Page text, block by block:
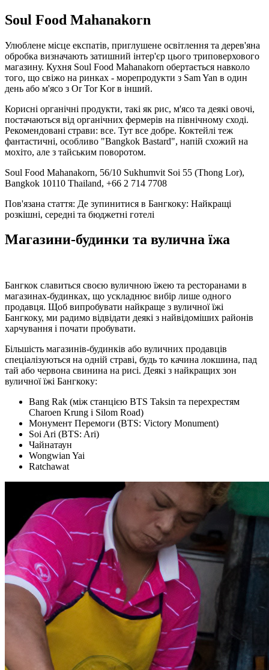
Soul Food Mahanakorn
Улюблене місце експатів, приглушене освітлення та дерев'яна
обробка визначають затишний інтер'єр цього триповерхового
магазину. Кухня Soul Food Mahanakorn обертається навколо
того, що свіжо на ринках - морепродукти з Sam Yan в один
день або м'ясо з Or Tor Kor в інший.
Корисні органічні продукти, такі як рис, м'ясо та деякі овочі,
постачаються від органічних фермерів на північному сході.
Рекомендовані страви: все. Тут все добре. Коктейлі теж
фантастичні, особливо "Bangkok Bastard", напій схожий на
мохіто, але з тайським поворотом.
Soul Food Mahanakorn, 56/10 Sukhumvit Soi 55 (Thong Lor),
Bangkok 10110 Thailand, +66 2 714 7708
Пов'язана стаття: Де зупинитися в Бангкоку: Найкращі
розкішні, середні та бюджетні готелі
Магазини-будинки та вулична їжа
Бангкок славиться своєю вуличною їжею та ресторанами в
магазинах-будинках, що ускладнює вибір лише одного
продавця. Щоб випробувати найкраще з вуличної їжі
Бангкоку, ми радимо відвідати деякі з найвідоміших районів
харчування і почати пробувати.
Більшість магазинів-будинків або вуличних продавців
спеціалізуються на одній страві, будь то качина локшина, пад
тай або червона свинина на рисі. Деякі з найкращих зон
вуличної їжі Бангкоку:
Bang Rak (між станцією BTS Taksin та перехрестям
Charoen Krung і Silom Road)
Монумент Перемоги (BTS: Victory Monument)
Soi Ari (BTS: Ari)
Чайнатаун
Wongwian Yai
Ratchawat